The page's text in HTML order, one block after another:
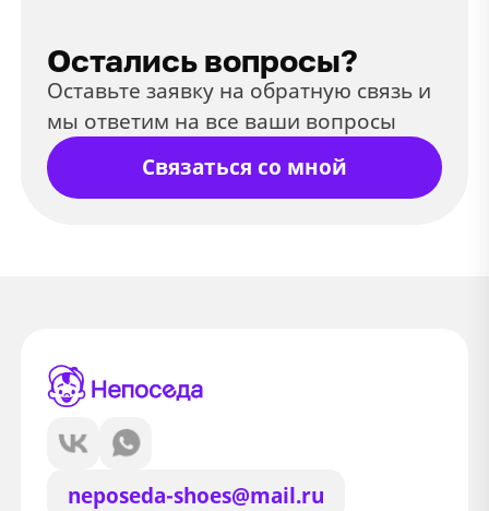
Остались вопросы?
Оставьте заявку на обратную связь и
мы ответим на все ваши вопросы
Связаться со мной
neposeda-shoes@mail.ru